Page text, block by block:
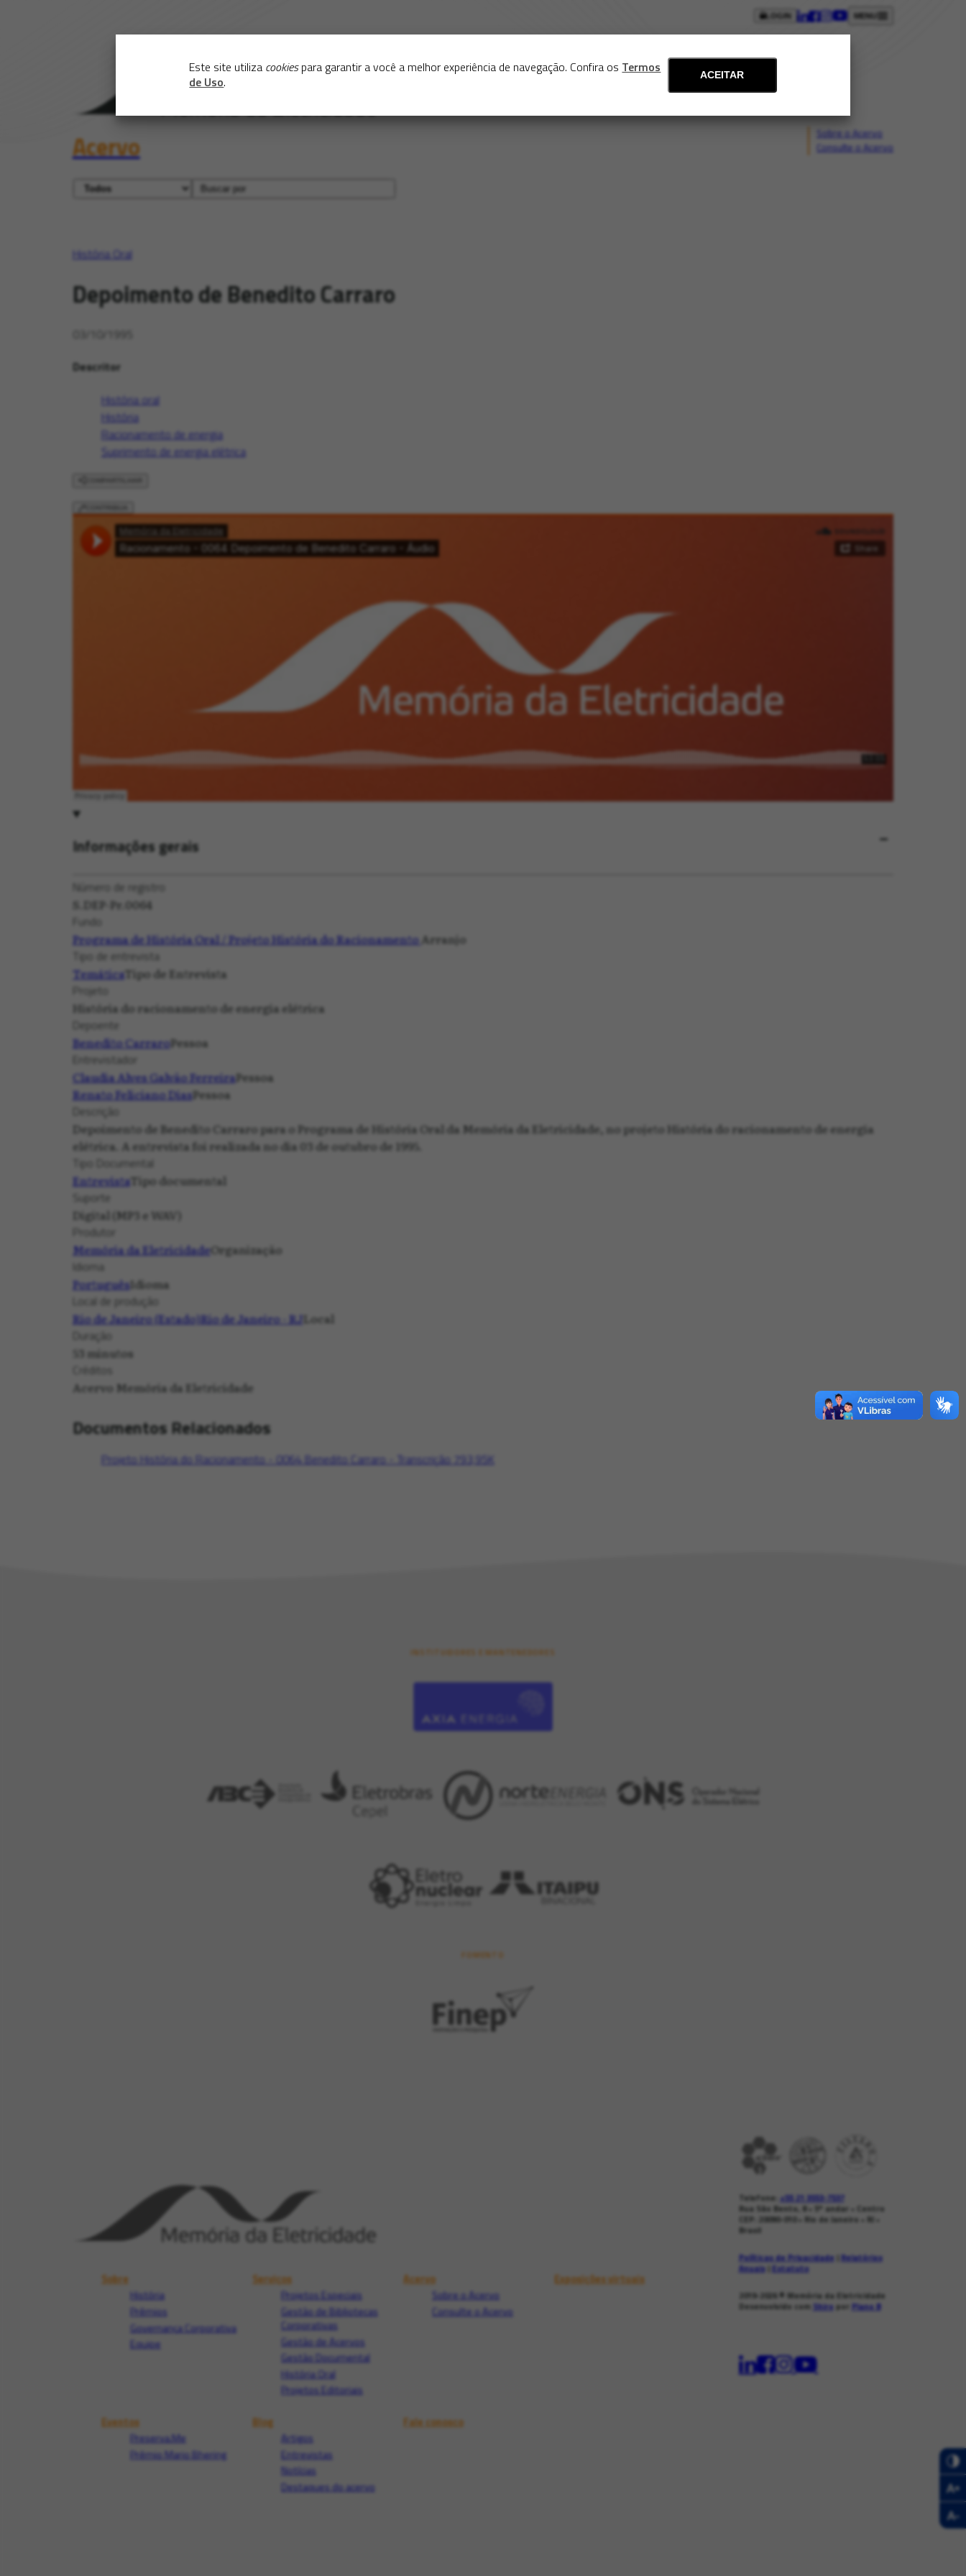
Este site utiliza cookiespara garantir a você a melhor experiência de navegação. Confira os Termos
de Uso. ACEITAR
LOGIN
Acervo
Sobre o Acervo
Consulte o Acervo
História Oral
Depoimento de Benedito Carraro
Descritor
História oral
História
Racionamento de energia
Suprimento de energia elétrica
Informações gerais
Número de registro
S.DEP-Pr.0064
Fundo
Programa de História Oral / Projeto História do Racionamento Arranjo
Tipo de entrevista
TemáticaTipo de Entrevista
Projeto
História do racionamento de energia elétrica
Depoente
Benedito CarraroPessoa
Entrevistador
Claudia Alves Galvão FerreiraPessoa
Renato Feliciano DiasPessoa
Descrição
Depoimento de Benedito Carraro para o Programa de História Oral da Memória da Eletricidade, no projeto História do racionamento de energia
elétrica. A entrevista foi realizada no dia 03 de outubro de 1995.
Tipo Documental
EntrevistaTipo documental
Suporte
Digital (MP3 e WAV)
Produtor
Memória da EletricidadeOrganização
Idioma
PortuguêsIdioma
Local de produção
Rio de Janeiro (Estado)Rio de Janeiro - RJLocal
Duração
53 minutos
Créditos
Acervo Memória da Eletricidade
Documentos Relacionados
Projeto História do Racionamento - 0064 Benedito Carraro - Transcrição 793,95K
INSTITUIDORES E MANTENEDORES
FOMENTO
Sobre
História
Prêmios
Governança Corporativa
Equipe
Serviços
Projetos Especiais
Gestão de Bibliotecas
Corporativas
Gestão de Acervos
Gestão Documental
História Oral
Projetos Editoriais
Acervo
Sobre o Acervo
Consulte o Acervo
Exposições virtuais
Eventos
Preserva.Me
Prêmio Mario Bhering
Blog
Artigos
Entrevistas
Notícias
Destaques do acervo
Fale conosco
Telefone: +55 21 3553-7537
Rua São Bento, 8 • 5º andar • Centro
CEP: 20090-010 • Rio de Janeiro • RJ •
Brasil
Políticas de Privacidade Relatórios
Anuais
Estatuto
2019-2026© Memória da Eletricidade
Desenvolvido com Shiro por Plano B